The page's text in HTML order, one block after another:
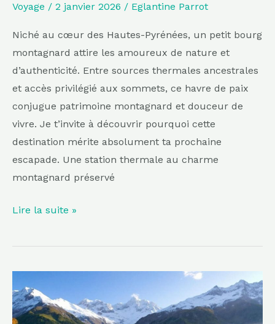
Voyage / 2 janvier 2026 / Eglantine Parrot
Niché au cœur des Hautes-Pyrénées, un petit bourg
montagnard attire les amoureux de nature et
d’authenticité. Entre sources thermales ancestrales
et accès privilégié aux sommets, ce havre de paix
conjugue patrimoine montagnard et douceur de
vivre. Je t’invite à découvrir pourquoi cette
destination mérite absolument ta prochaine
escapade. Une station thermale au charme
montagnard préservé
le
Lire la suite »
plus
charmant